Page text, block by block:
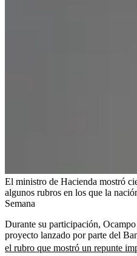
El ministro de Hacienda mostró
algunos rubros en los que la
Semana
Durante su participación,
proyecto lanzado por parte del
el rubro que mostró un repunte